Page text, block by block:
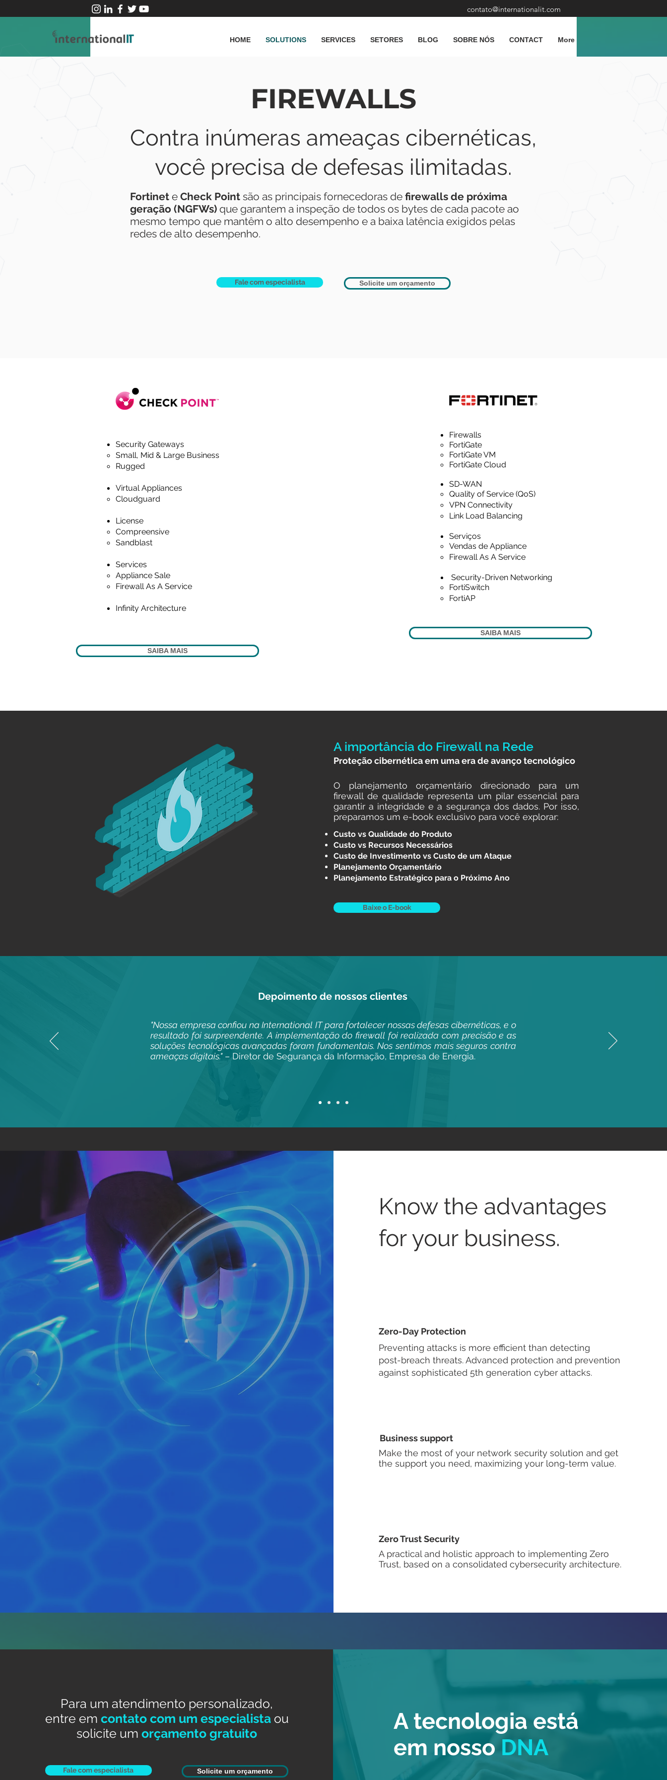
contato@internationalit.com
HOME SOLUTIONS SERVICES SETORES BLOG SOBRE NÓS CONTACT More
FIREWALLS
Contra inúmeras ameaças cibernéticas,
você precisa de defesas ilimitadas.
Fortinet e Check Point são as principais fornecedoras de firewalls de próxima
geração (NGFWs) que garantem a inspeção de todos os bytes de cada pacote ao
mesmo tempo que mantêm o alto desempenho e a baixa latência exigidos pelas
redes de alto desempenho.
Fale com especialista Solicite um orçamento
Security Gateways
Small, Mid & Large Business
Rugged
Virtual Appliances
Cloudguard
License
Compreensive
Sandblast
Services
Appliance Sale
Firewall As A Service
Infinity Architecture
SAIBA MAIS
Firewalls
FortiGate
FortiGate VM
FortiGate Cloud
SD-WAN
Quality of Service (QoS)
VPN Connectivity
Link Load Balancing
Serviços
Vendas de Appliance
Firewall As A Service
Security-Driven Networking
FortiSwitch
FortiAP
SAIBA MAIS
A importância do Firewall na Rede
Proteção cibernética em uma era de avanço tecnológico
O planejamento orçamentário direcionado para um
firewall de qualidade representa um pilar essencial para
garantir a integridade e a segurança dos dados. Por isso,
preparamos um e-book exclusivo para você explorar:
Custo vs Qualidade do Produto
Custo vs Recursos Necessários
Custo de Investimento vs Custo de um Ataque
Planejamento Orçamentário
Planejamento Estratégico para o Próximo Ano
Baixe o E-book
Depoimento de nossos clientes
"Nossa empresa confiou na International IT para fortalecer nossas defesas cibernéticas, e o
resultado foi surpreendente. A implementação do firewall foi realizada com precisão e as
soluções tecnológicas avançadas foram fundamentais. Nos sentimos mais seguros contra
ameaças digitais."– Diretor de Segurança da Informação, Empresa de Energia.
Know the advantages
for your business.
Zero-Day Protection
Preventing attacks is more efficient than detecting
post-breach threats. Advanced protection and prevention
against sophisticated 5th generation cyber attacks.
Business support
Make the most of your network security solution and get
the support you need, maximizing your long-term value.
Zero Trust Security
A practical and holistic approach to implementing Zero
Trust, based on a consolidated cybersecurity architecture.
Para um atendimento personalizado,
entre em contato com um especialista ou
solicite umorçamento gratuito
Fale com especialista Solicite um orçamento
A tecnologia está
em nosso DNA